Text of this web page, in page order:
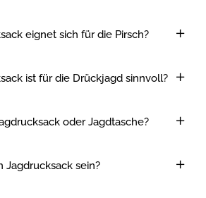
eignet sich für die Pirsch?
ist für die Drückjagd sinnvoll?
oder Jagdtasche?
Jagdrucksack sein?